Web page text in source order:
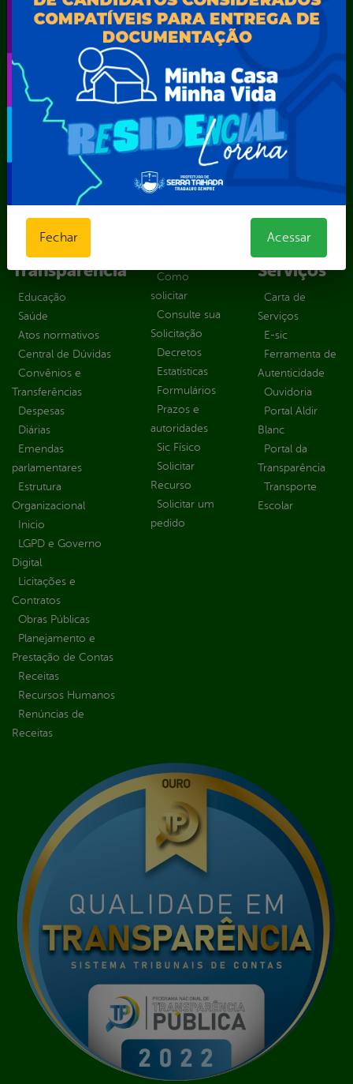
Secretaria Municipal de Educação – SEST
Secretaria Municipal de Esporte e Lazer – SEMEL
Secretaria Municipal de Finanças – SECFIN
Secretaria Municipal de Governo – SEGOV
Secretaria Municipal de Meio Ambiente – SEMA
Secretaria Municipal de Planejamento e Gestão – SEPLAG
Secretaria Municipal de Relações Institucionais – SEMRI
Secretaria Municipal de Saúde – SMS
Secretaria Municipal de Serviços Públicos – SEMUSP
Superintendência de Trânsito e Transportes de Serra
Talhada-STTRANS
Transparência, Fiscalização e Controle
Portal da
Transparência
Educação
Saúde
Atos normativos
Central de Dúvidas
Convênios e
Transferências
Despesas
Diárias
Emendas
parlamentares
Estrutura
Organizacional
Inicio
LGPD e Governo
Digital
Licitações e
Contratos
Obras Públicas
Planejamento e
Prestação de Contas
Receitas
Recursos Humanos
Renúncias de
Receitas
Como
solicitar
Consulte sua
Solicitação
Decretos
Estatísticas
Formulários
Prazos e
autoridades
Sic Físico
Solicitar
Recurso
Solicitar um
pedido
Serviços
Carta de
Serviços
E-sic
Ferramenta de
Autenticidade
Ouvidoria
Portal Aldir
Blanc
Portal da
Transparência
Transporte
Escolar
Fechar Acessar